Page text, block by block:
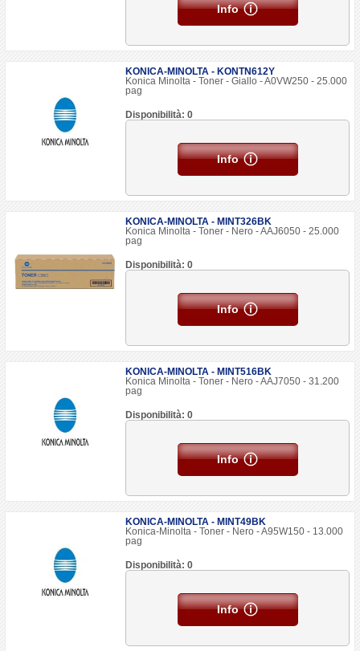
Info
KONICA-MINOLTA - KONTN612Y
Konica Minolta - Toner - Giallo - A0VW250 - 25.000
pag
Disponibilità: 0
Info
KONICA-MINOLTA - MINT326BK
Konica Minolta - Toner - Nero - AAJ6050 - 25.000
pag
Disponibilità: 0
Info
KONICA-MINOLTA - MINT516BK
Konica Minolta - Toner - Nero - AAJ7050 - 31.200
pag
Disponibilità: 0
Info
KONICA-MINOLTA - MINT49BK
Konica-Minolta - Toner - Nero - A95W150 - 13.000
pag
Disponibilità: 0
Info